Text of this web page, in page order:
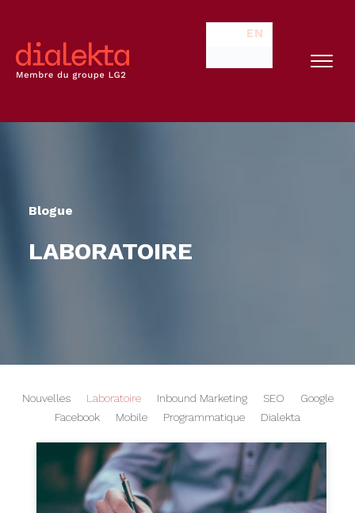
EN
Blogue
LABORATOIRE
Nouvelles Laboratoire Inbound Marketing SEO
Google
Facebook
Mobile Programmatique Dialekta